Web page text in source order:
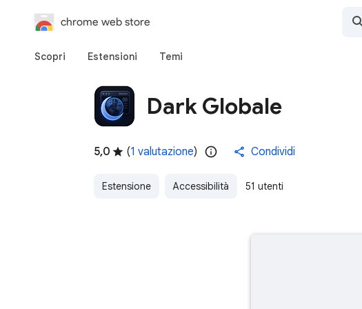
chrome web store
Scopri Estensioni Temi
Dark Globale
5,0 (1 valutazione) Condividi
Estensione Accessibilità 51 utenti